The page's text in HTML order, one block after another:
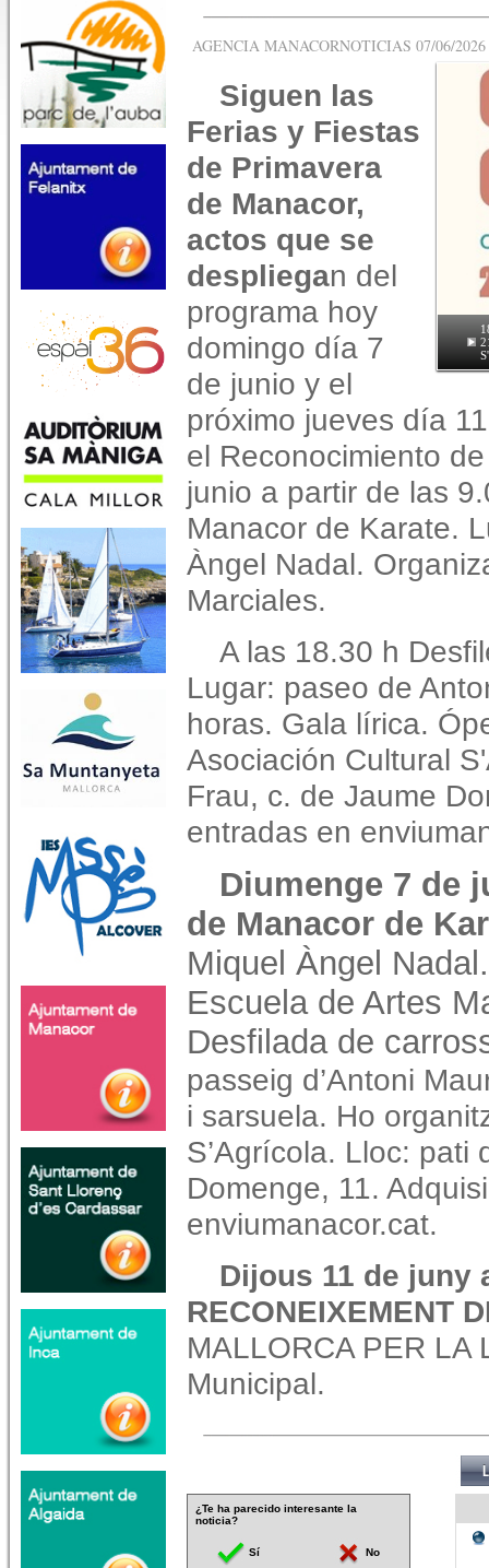
AGENCIA MANACORNOTICIAS 07/06/
Siguen las
Ferias y Fiestas
de Primavera
de Manacor,
actos que se
despliegan del
programa hoy
domingo día 7
de junio y el
próximo jueves día
el Reconocimiento
junio a partir de las
Manacor de Karate.
Àngel Nadal.
Marciales.
A las 18.30 h
Lugar: paseo de
horas. Gala lírica.
Asociación Cultural
Frau, c. de Jaume
entradas en
Diumenge 7 de
de Manacor de
Miquel Àngel
Escuela de Artes
Desfilada de
passeig d’Antoni
i sarsuela. Ho
S’Agrícola. Lloc: pati
Domenge, 11.
enviumanacor.cat.
Dijous 11 de juny
RECONEIXEMENT
MALLORCA PER LA
Municipal.
¿Te ha parecido interesante la
noticia?
Sí No